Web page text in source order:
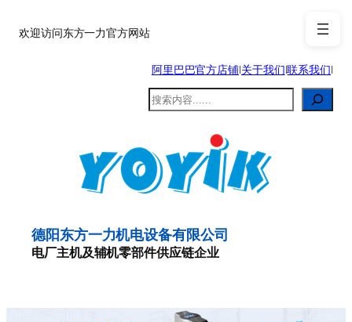
至欢迎访问东方一力官方网站
阿里巴巴官方店铺|关于我们|联系我们|
搜
索
德阳东方一力机电设备有限公司
电厂主机及辅机零部件供应链企业